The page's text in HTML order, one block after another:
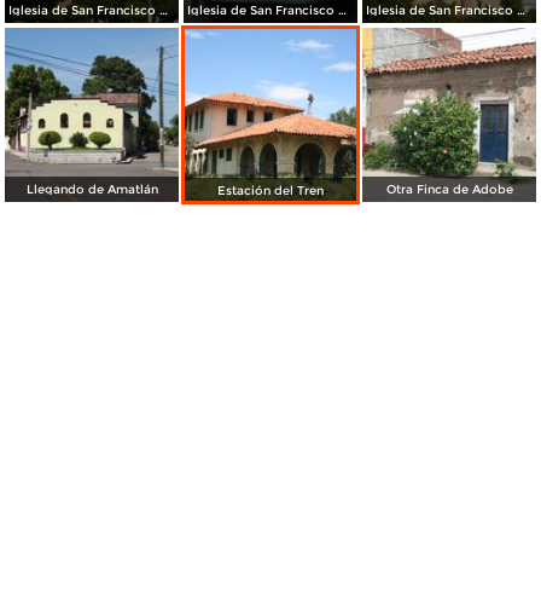
Iglesia de San Francisco de Asis Iglesia de San Francisco de Asis Iglesia de San Francisco de Asis
Llegando de Amatlán Estación del Tren Otra Finca de Adobe